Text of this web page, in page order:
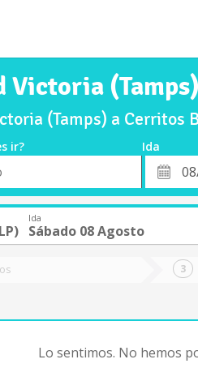
Victoria
(Tamps) a Cerritos
ir? Ida
Fecha
de
Ida
Sábado 08 Agosto
Lo sentimos. No hemos